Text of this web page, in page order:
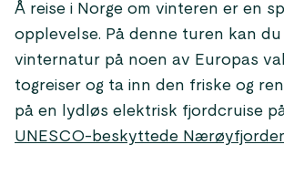
Å reise i Norge om vinteren er en
opplevelse. På denne turen kan
vinternatur på noen av Europas
togreiser og ta inn den friske og
på en lydløs elektrisk fjordcruise
UNESCO-beskyttede